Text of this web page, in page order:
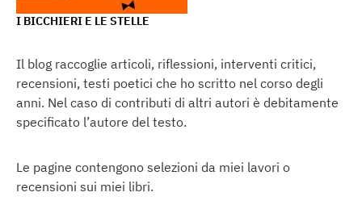
I BICCHIERI E LE STELLE
Il blog raccoglie articoli, riflessioni, interventi critici,
recensioni, testi poetici che ho scritto nel corso degli
anni. Nel caso di contributi di altri autori è debitamente
specificato l’autore del testo.
Le pagine contengono selezioni da miei lavori o
recensioni sui miei libri.